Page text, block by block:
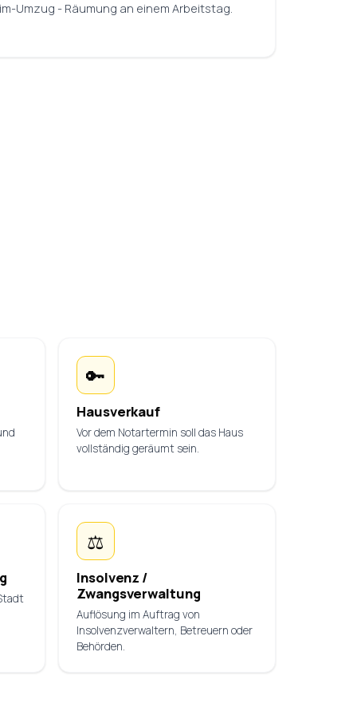
Umzug - Räumung an einem Arbeitstag.
🔑
Hausverkauf
Vor dem Notartermin soll das Haus
vollständig geräumt sein.
⚖️
Insolvenz /
Zwangsverwaltung
Auflösung im Auftrag von
Insolvenzverwaltern, Betreuern oder
Behörden.